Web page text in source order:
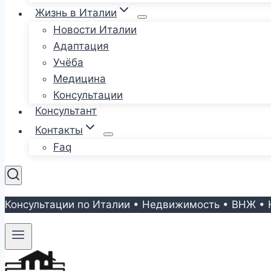
Жизнь в Италии
Новости Италии
Адаптация
Учёба
Медицина
Консультации
Консультант
Контакты
Faq
Консультации по Италии • Недвижимость • ВНЖ •